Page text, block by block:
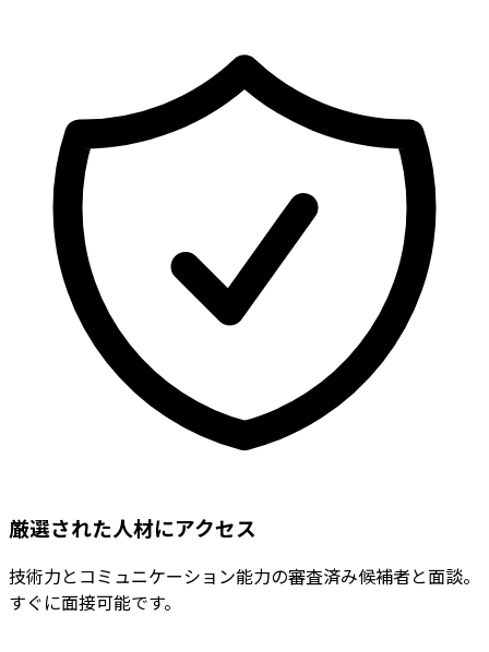
厳選された人材にアクセス
技術力とコミュニケーション能力の審査済み候補者と面談。
すぐに面接可能です。